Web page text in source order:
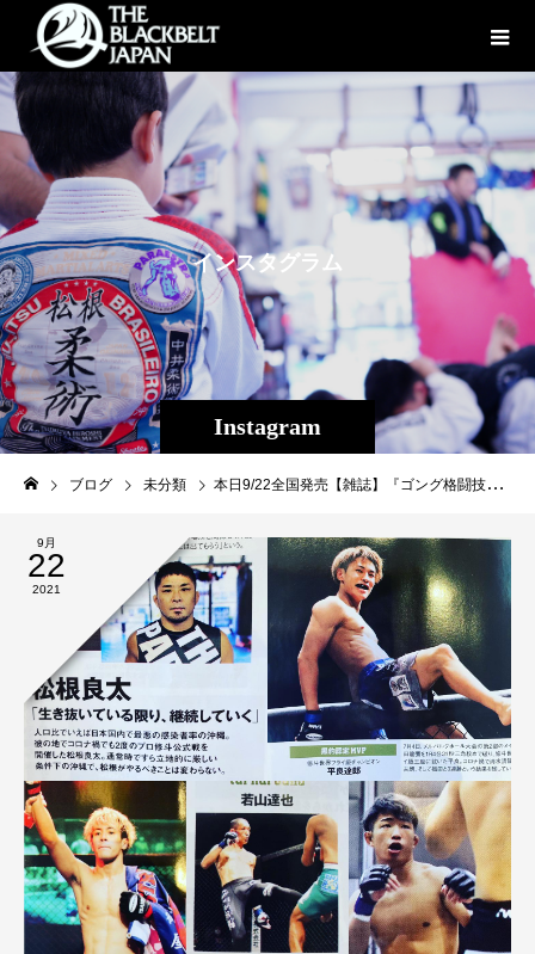
Instagram
インスタグラ ム
ブログ 未分類 本日9/22全国発売【雑誌】『ゴング格闘技』11月号にて「コロナ禍のJ-MMA」特集としてTHE SHOOTO OKINAWAの記事を掲載して頂きました！他、平良達郎、南風原吉良斗、若山達也、Lyoと沖縄プロシューターが載っています。皆様check check宜しくお願いします！is.gd/KDalqg#ゴング格闘技#GONGKAKUTOUGI#パラエストラ #沖縄 #那覇 #与儀 #MMA #shooto #コザ #総合格闘技 #修斗 #キックボクシング #柔術 #jiujitsu #ダイエット
9月
22
2021